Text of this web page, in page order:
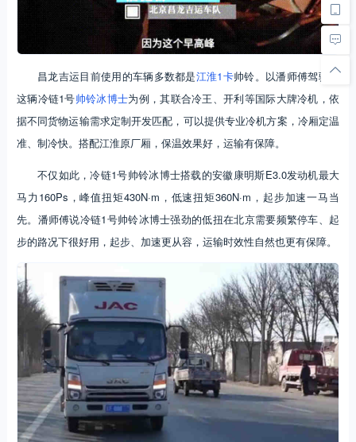
昌龙吉运目前使用的车辆多数都是江淮1卡帅铃。以潘师傅驾驶的
这辆冷链1号帅铃冰博士为例，其联合冷王、开利等国际大牌冷机，依
据不同货物运输需求定制开发匹配，可以提供专业冷机方案，冷厢定温
准、制冷快。搭配江淮原厂厢，保温效果好，运输有保障。
不仅如此，冷链1号帅铃冰博士搭载的安徽康明斯E3.0发动机最大
马力160Ps，峰值扭矩430N·m，低速扭矩360N·m，起步加速一马当
先。潘师傅说冷链1号帅铃冰博士强劲的低扭在北京需要频繁停车、起
步的路况下很好用，起步、加速更从容，运输时效性自然也更有保障。